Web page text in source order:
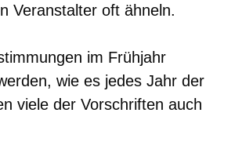
Veranstalter oft ähneln.
im Frühjahr
wie es jedes Jahr der
viele der Vorschriften auch